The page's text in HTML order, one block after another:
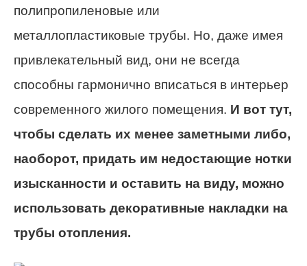
полипропиленовые или
металлопластиковые трубы. Но, даже имея
привлекательный вид, они не всегда
способны гармонично вписаться в интерьер
современного жилого помещения. И вот тут,
чтобы сделать их менее заметными либо,
наоборот, придать им недостающие нотки
изысканности и оставить на виду, можно
использовать декоративные накладки на
трубы отопления.